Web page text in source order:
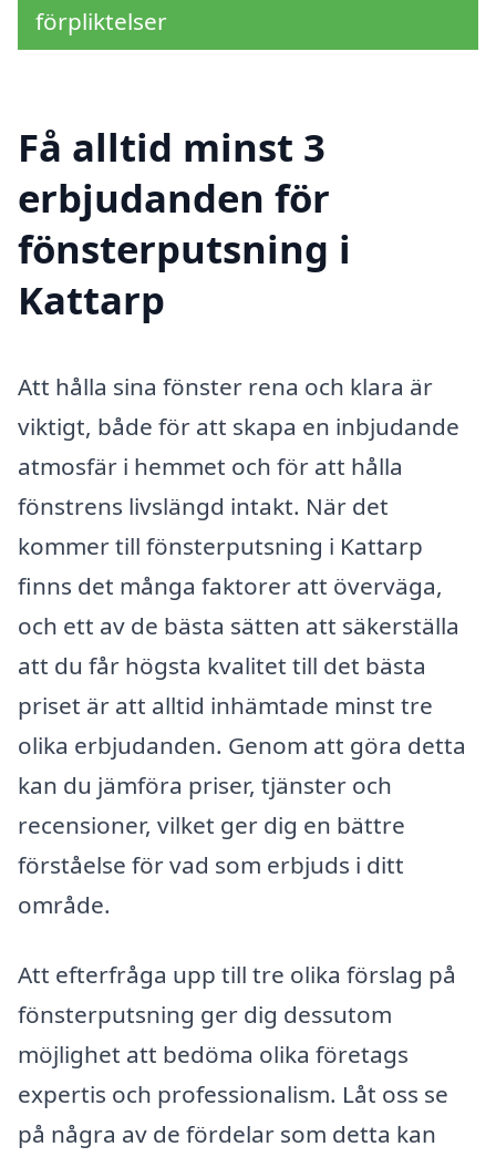
förpliktelser
Få alltid minst 3
erbjudanden för
fönsterputsning i
Kattarp
Att hålla sina fönster rena och klara är
viktigt, både för att skapa en inbjudande
atmosfär i hemmet och för att hålla
fönstrens livslängd intakt. När det
kommer till fönsterputsning i Kattarp
finns det många faktorer att överväga,
och ett av de bästa sätten att säkerställa
att du får högsta kvalitet till det bästa
priset är att alltid inhämtade minst tre
olika erbjudanden. Genom att göra detta
kan du jämföra priser, tjänster och
recensioner, vilket ger dig en bättre
förståelse för vad som erbjuds i ditt
område.
Att efterfråga upp till tre olika förslag på
fönsterputsning ger dig dessutom
möjlighet att bedöma olika företags
expertis och professionalism. Låt oss se
på några av de fördelar som detta kan